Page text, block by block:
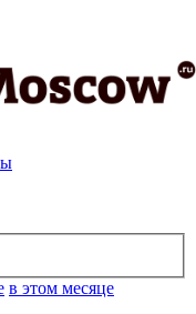
в этом месяце